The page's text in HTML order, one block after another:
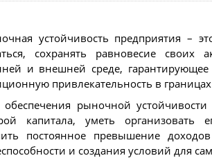
устойчивость предприятия –
сохранять равновесие
и внешней среде, гарантирующее
привлекательность в
обеспечения рыночной
капитала, уметь
постоянное превышение
и создания условий для